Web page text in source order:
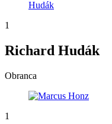
1
Richard Hudák
Obranca
1